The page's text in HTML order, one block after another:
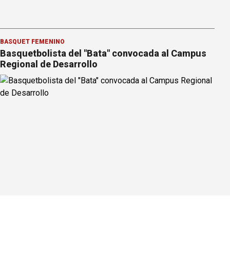
BÁSQUET FEMENINO
Basquetbolista del "Bata" convocada al Campus
Regional de Desarrollo